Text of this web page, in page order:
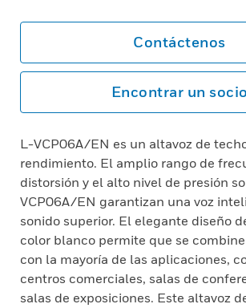
Contáctenos
Encontrar un socio
L-VCP06A/EN es un altavoz de
rendimiento. El amplio rango de
distorsión y el alto nivel de presión
VCP06A/EN garantizan una voz
sonido superior. El elegante diseño
color blanco permite que se
con la mayoría de las aplicaciones,
centros comerciales, salas de
salas de exposiciones. Este altavoz